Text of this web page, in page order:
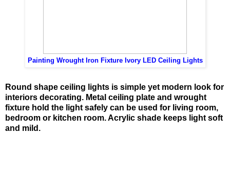
Painting Wrought Iron Fixture Ivory LED Ceiling Lights
Round shape ceiling lights is simple yet modern look for
interiors decorating. Metal ceiling plate and wrought
fixture hold the light safely can be used for living room,
bedroom or kitchen room. Acrylic shade keeps light soft
and mild.